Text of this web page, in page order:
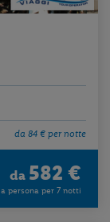
da 84 € per notte
da 582 €
a persona per 7 notti